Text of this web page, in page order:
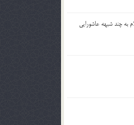
به چند شبهه عاشورایی